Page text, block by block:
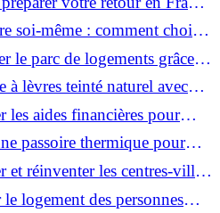
distance ?
soi-même : comment choisir
?
le parc de logements grâce à
?
à lèvres teinté naturel avec
les aides financières pour
passoire thermique pour
et réinventer les centres-villes
Ville ?
logement des personnes